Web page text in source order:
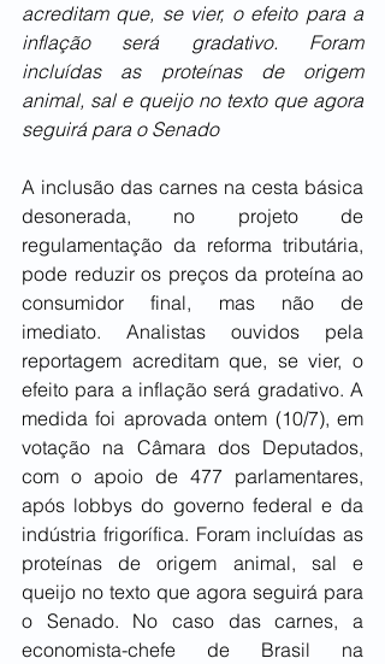
acreditam que, se vier, o efeito para a
inflação será gradativo. Foram
incluídas as proteínas de origem
animal, sal e queijo no texto que agora
seguirá para o Senado
A inclusão das carnes na cesta básica
desonerada, no projeto de
regulamentação da reforma tributária,
pode reduzir os preços da proteína ao
consumidor final, mas não de
imediato. Analistas ouvidos pela
reportagem acreditam que, se vier, o
efeito para a inflação será gradativo. A
medida foi aprovada ontem (10/7), em
votação na Câmara dos Deputados,
com o apoio de 477 parlamentares,
após lobbys do governo federal e da
indústria frigorífica. Foram incluídas as
proteínas de origem animal, sal e
queijo no texto que agora seguirá para
o Senado. No caso das carnes, a
economista-chefe de Brasil na